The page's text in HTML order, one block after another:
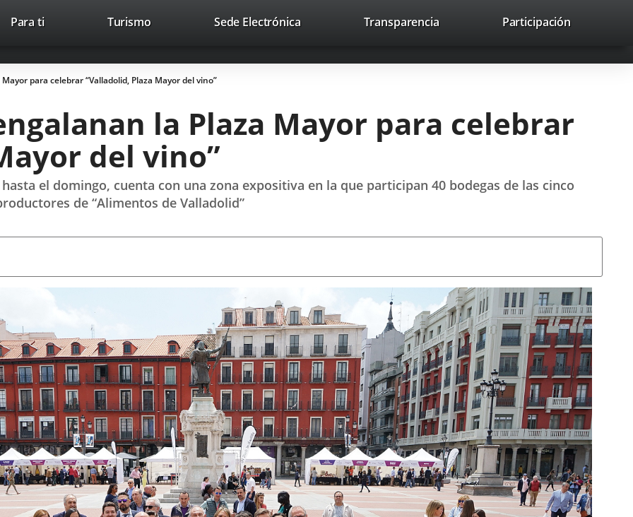
Trabaja con nosotros Contacto avaHeaderSocial
Link
external
Link
external
Link
external
Search
Para ti TurismoThis
open
in
pop-
up
window.
Sede ElectrónicaLink
application.
Transparencia Participación
para celebrar “Valladolid, Plaza Mayor del vino”
la Plaza Mayor para celebrar
del vino”
el domingo, cuenta con una zona expositiva en la que participan 40 bodegas de las cinco
de “Alimentos de Valladolid”